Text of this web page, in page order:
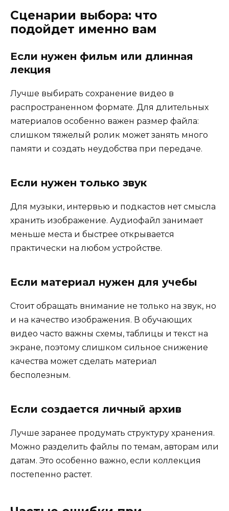
Сценарии выбора: что
подойдет именно вам
Если нужен фильм или длинная
лекция
Лучше выбирать сохранение видео в
распространенном формате. Для длительных
материалов особенно важен размер файла:
слишком тяжелый ролик может занять много
памяти и создать неудобства при передаче.
Если нужен только звук
Для музыки, интервью и подкастов нет смысла
хранить изображение. Аудиофайл занимает
меньше места и быстрее открывается
практически на любом устройстве.
Если материал нужен для учебы
Стоит обращать внимание не только на звук, но
и на качество изображения. В обучающих
видео часто важны схемы, таблицы и текст на
экране, поэтому слишком сильное снижение
качества может сделать материал
бесполезным.
Если создается личный архив
Лучше заранее продумать структуру хранения.
Можно разделить файлы по темам, авторам или
датам. Это особенно важно, если коллекция
постепенно растет.